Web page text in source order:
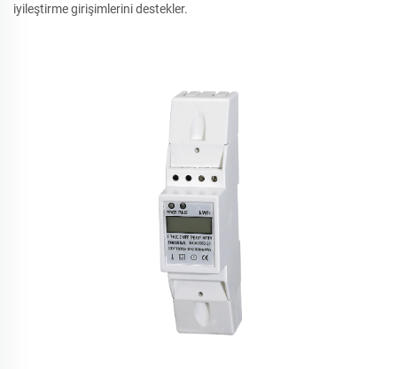
iyileştirme girişimlerini destekler.